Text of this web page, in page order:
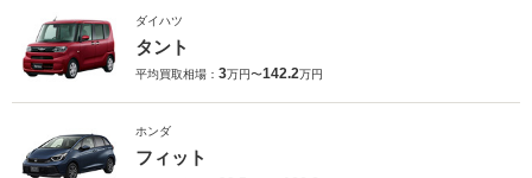
ダイハツ
タント
平均買取相場： 3万円〜142.2万円
ホンダ
フィット